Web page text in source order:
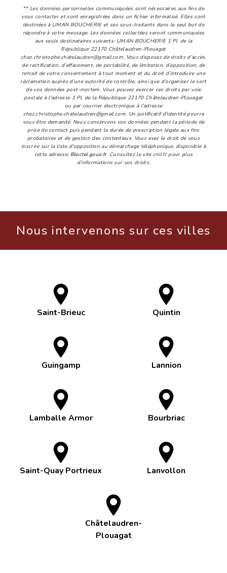
** Les données personnelles communiquées sont nécessaires aux fins de
vous contacter et sont enregistrées dans un fichier informatisé. Elles sont
destinées à LIMAN BOUCHERIE et ses sous-traitants dans le seul but de
répondre à votre message. Les données collectées seront communiquées
aux seuls destinataires suivants: LIMAN BOUCHERIE 1 Pl. de la
République 22170 Châtelaudren-Plouagat
chez.christophe.chatelaudren@gmail.com. Vous disposez de droits d’accès,
de rectification, d’effacement, de portabilité, de limitation, d’opposition, de
retrait de votre consentement à tout moment et du droit d’introduire une
réclamation auprès d’une autorité de contrôle, ainsi que d’organiser le sort
de vos données post-mortem. Vous pouvez exercer ces droits par voie
postale à l'adresse 1 Pl. de la République 22170 Châtelaudren-Plouagat
ou par courrier électronique à l'adresse
chez.christophe.chatelaudren@gmail.com. Un justificatif d'identité pourra
vous être demandé. Nous conservons vos données pendant la période de
prise de contact puis pendant la durée de prescription légale aux fins
probatoires et de gestion des contentieux. Vous avez le droit de vous
inscrire sur la liste d'opposition au démarchage téléphonique, disponible à
cette adresse: Bloctel.gouv.fr. Consultez le site cnil.fr pour plus
d’informations sur vos droits.
Nous intervenons sur ces villes
Saint-Brieuc Quintin
Guingamp Lannion
Lamballe Armor Bourbriac
Saint-Quay Portrieux Lanvollon
Châtelaudren-
Plouagat